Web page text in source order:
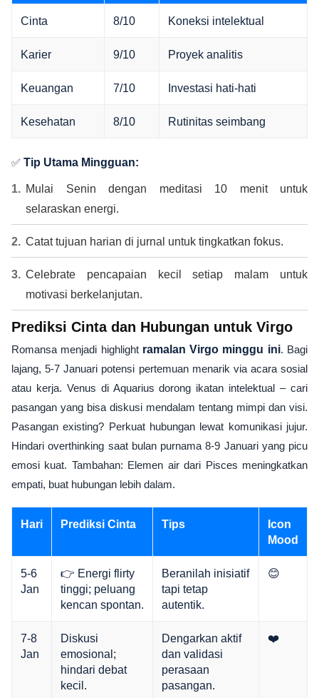
Cinta 8/10 Koneksi intelektual
Karier 9/10 Proyek analitis
Keuangan 7/10 Investasi hati-hati
Kesehatan 8/10 Rutinitas seimbang
✅ Tip Utama Mingguan:
Mulai Senin dengan meditasi 10 menit untuk
selaraskan energi.
Catat tujuan harian di jurnal untuk tingkatkan fokus.
Celebrate pencapaian kecil setiap malam untuk
motivasi berkelanjutan.
Prediksi Cinta dan Hubungan untuk Virgo
Romansa menjadi highlight ramalan Virgo minggu ini. Bagi
lajang, 5-7 Januari potensi pertemuan menarik via acara sosial
atau kerja. Venus di Aquarius dorong ikatan intelektual – cari
pasangan yang bisa diskusi mendalam tentang mimpi dan visi.
Pasangan existing? Perkuat hubungan lewat komunikasi jujur.
Hindari overthinking saat bulan purnama 8-9 Januari yang picu
emosi kuat. Tambahan: Elemen air dari Pisces meningkatkan
empati, buat hubungan lebih dalam.
Hari Prediksi Cinta Tips
Icon
Mood
5-6
Jan
👉 Energi flirty
tinggi; peluang
kencan spontan.
Beranilah inisiatif
tapi tetap
autentik.
😊
7-8
Jan
Diskusi
emosional;
hindari debat
kecil.
Dengarkan aktif
dan validasi
perasaan
pasangan.
❤️